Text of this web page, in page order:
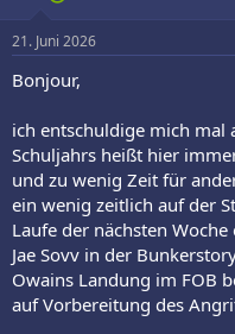
m
21. Juni 2026
Bonjour,
ich entschuldige mich mal
Schuljahrs heißt hier
und zu wenig Zeit für
ein wenig zeitlich auf der
Laufe der nächsten
Jae Sovv in der
Owains Landung im FOB
auf Vorbereitung des